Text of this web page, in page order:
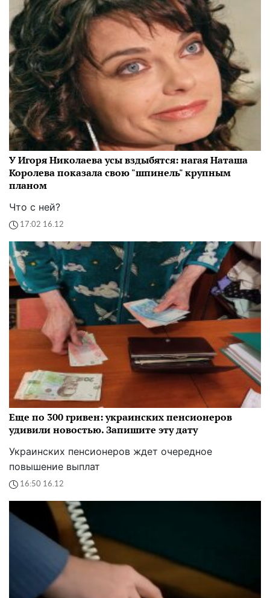
У Игоря Николаева усы вздыбятся: нагая Наташа
Королева показала свою "шпинель" крупным
планом
Что с ней?
17:02 16.12
Еще по 300 гривен: украинских пенсионеров
удивили новостью. Запишите эту дату
Украинских пенсионеров ждет очередное
повышение выплат
16:50 16.12